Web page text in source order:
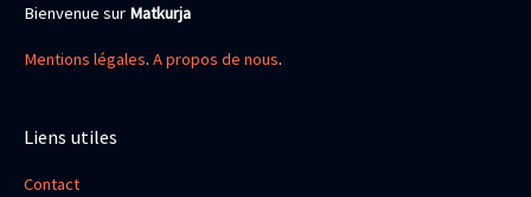
Bienvenue sur Matkurja
Mentions légales. A propos de nous.
Liens utiles
Contact